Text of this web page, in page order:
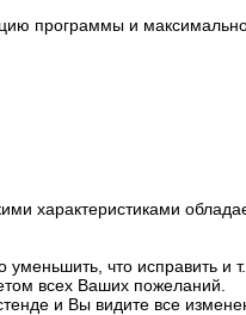
программы и максимально
характеристиками
уменьшить, что исправить и
всех Ваших пожеланий.
и Вы видите все